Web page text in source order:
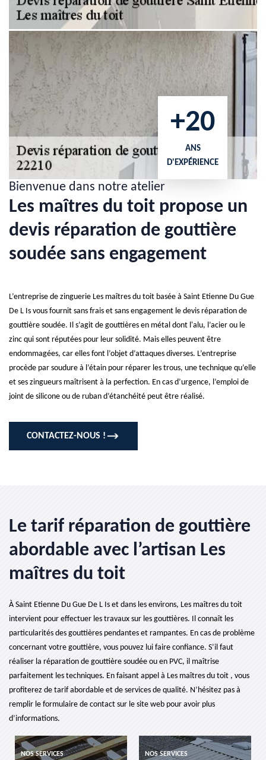
+20
ANS
D'EXPÉRIENCE
Bienvenue dans notre atelier
Les maîtres du toit propose un
devis réparation de gouttière
soudée sans engagement
L’entreprise de zinguerie Les maîtres du toit basée à Saint Etienne Du Gue
De L Is vous fournit sans frais et sans engagement le devis réparation de
gouttière soudée. Il s’agit de gouttières en métal dont l'alu, l’acier ou le
zinc qui sont réputées pour leur solidité. Mais elles peuvent être
endommagées, car elles font l’objet d’attaques diverses. L’entreprise
procède par soudure à l’étain pour réparer les trous, une technique qu’elle
et ses zingueurs maîtrisent à la perfection. En cas d’urgence, l’emploi de
joint de silicone ou de ruban d’étanchéité peut être réalisé.
CONTACTEZ-NOUS !
Le tarif réparation de gouttière
abordable avec l’artisan Les
maîtres du toit
À Saint Etienne Du Gue De L Is et dans les environs, Les maîtres du toit
intervient pour effectuer les travaux sur les gouttières. Il connaît les
particularités des gouttières pendantes et rampantes. En cas de problème
concernant votre gouttière, vous pouvez lui faire confiance. S’il faut
réaliser la réparation de gouttière soudée ou en PVC, il maîtrise
parfaitement les techniques. En faisant appel à Les maîtres du toit , vous
profiterez de tarif abordable et de services de qualité. N’hésitez pas à
remplir le formulaire de contact sur le site web pour avoir plus
d’informations.
NOS SERVICES NOS SERVICES